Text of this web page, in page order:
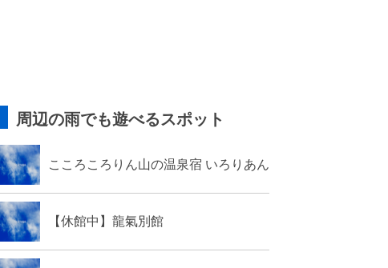
周辺の雨でも遊べるスポット
こころころりん山の温泉宿 いろりあん
【休館中】龍氣別館